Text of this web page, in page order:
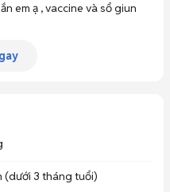
em ạ , vaccine và sổ giun
(dưới 3 tháng tuổi)